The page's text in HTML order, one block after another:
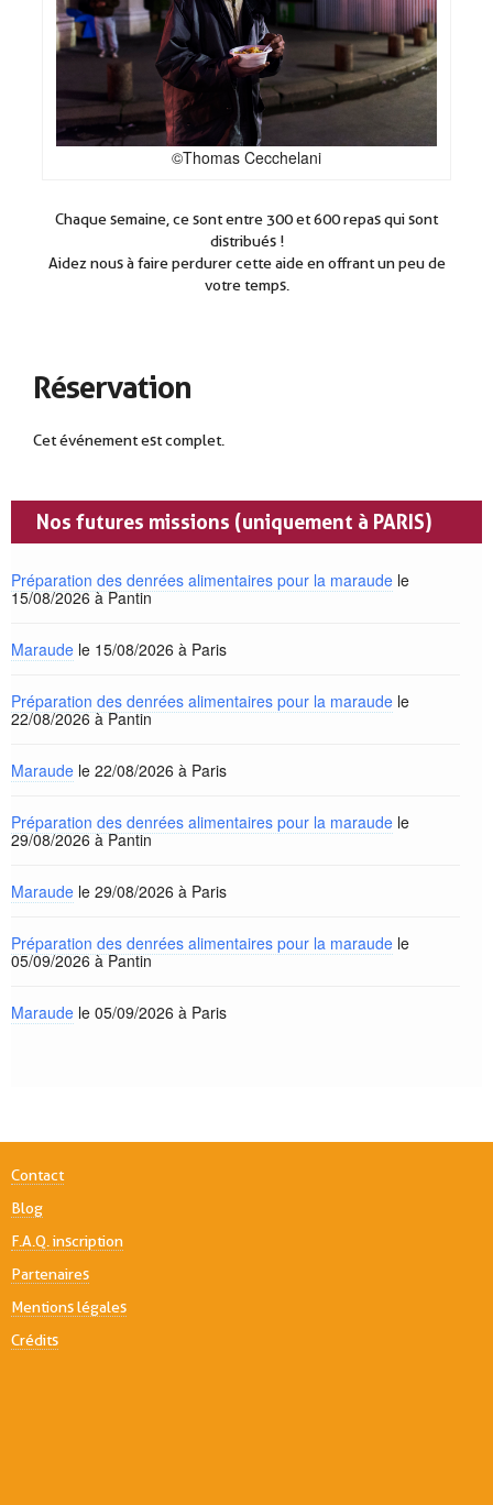
©Thomas Cecchelani
Chaque semaine, ce sont entre 300 et 600 repas qui sont
distribués !
Aidez nous à faire perdurer cette aide en offrant un peu de
votre temps.
Réservation
Cet événement est complet.
Nos futures missions (uniquement à PARIS)
Préparation des denrées alimentaires pour la maraude le
15/08/2026 à Pantin
Maraude le 15/08/2026 à Paris
Préparation des denrées alimentaires pour la maraude le
22/08/2026 à Pantin
Maraude le 22/08/2026 à Paris
Préparation des denrées alimentaires pour la maraude le
29/08/2026 à Pantin
Maraude le 29/08/2026 à Paris
Préparation des denrées alimentaires pour la maraude le
05/09/2026 à Pantin
Maraude le 05/09/2026 à Paris
Contact
Blog
F.A.Q. inscription
Partenaires
Mentions légales
Crédits